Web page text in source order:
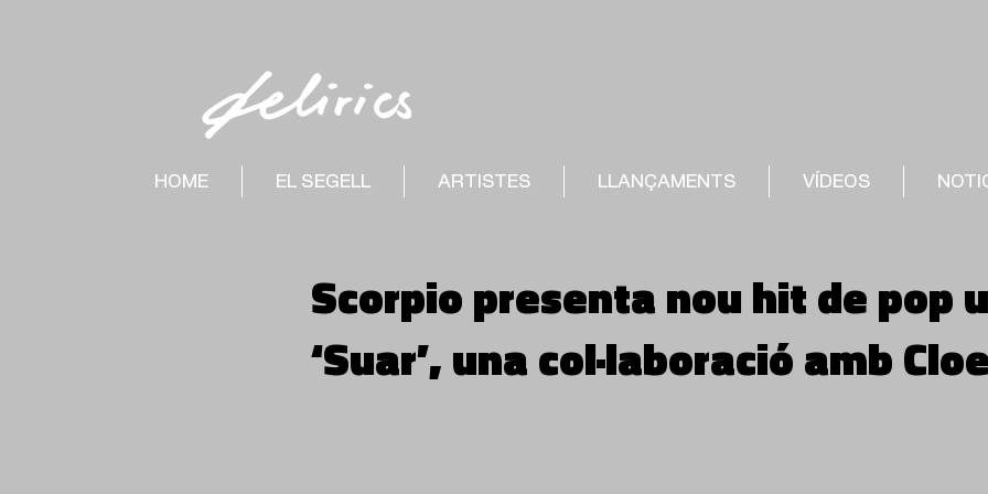
HOME EL SEGELL ARTISTES LLANÇAMENTS VÍDEOS
Scorpio presenta nou hit de pop
‘Suar’, una col·laboració amb